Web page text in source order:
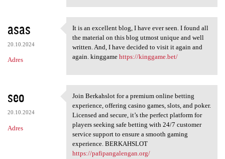
asas
20.10.2024
Adres
It is an excellent blog, I
It is an excellent blog, I have ever seen. I found all
the material on this blog utmost unique and well
written. And, I have decided to visit it again and
again. kinggame https://kinggame.bet/
seo
20.10.2024
Adres
Join Berkahslot for a premium
Join Berkahslot for a premium online betting
experience, offering casino games, slots, and poker.
Licensed and secure, it’s the perfect platform for
players seeking safe betting with 24/7 customer
service support to ensure a smooth gaming
experience. BERKAHSLOT
https://pafipangalengan.org/